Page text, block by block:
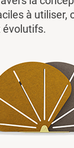
à utiliser,
évolutifs.